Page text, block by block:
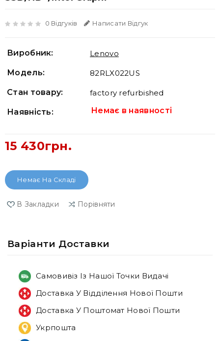
0 Відгуків Написати Відгук
Виробник: Lenovo
Модель: 82RLX022US
Стан товару: factory refurbished
Наявність: Немає в наявності
15 430грн.
Немає На Складі
В Закладки Порівняти
Варiанти Доставки
Самовивіз Із Нашої Точки Видачі
Доставка У Відділення Нової Пошти
Доставка У Поштомат Нової Пошти
Укрпошта